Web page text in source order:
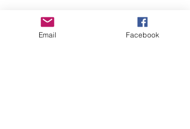
Email Facebook